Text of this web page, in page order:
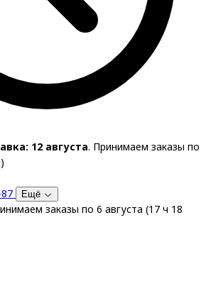
12 августа. Принимаем заказы по
)
Ещё
заказы по 6 августа (17 ч 18